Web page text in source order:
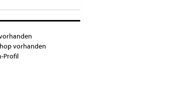
vorhanden
Profil